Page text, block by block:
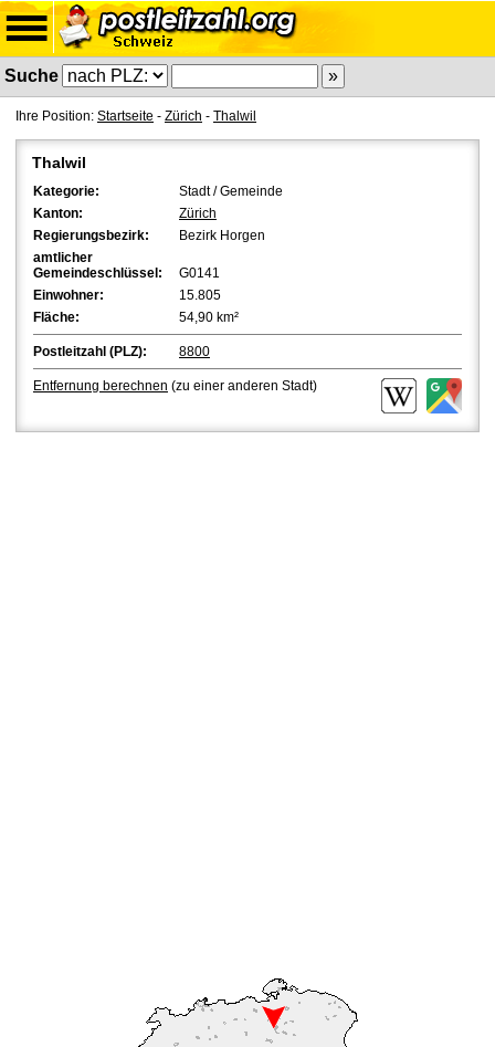
Suche
Ihre Position: Startseite - Zürich - Thalwil
Thalwil
Kategorie:
Stadt / Gemeinde
Kanton:
Zürich
Regierungsbezirk:
Bezirk Horgen
amtlicher
Gemeindeschlüssel:
G0141
Einwohner:
15.805
Fläche:
54,90 km²
Postleitzahl (PLZ): 8800
Entfernung berechnen (zu einer anderen Stadt)